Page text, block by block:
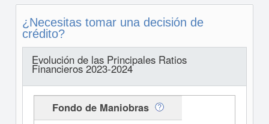
¿Necesitas tomar una decisión de
crédito?
Evolución de las Principales Ratios
Financieros 2023-2024
Fondo de Maniobras